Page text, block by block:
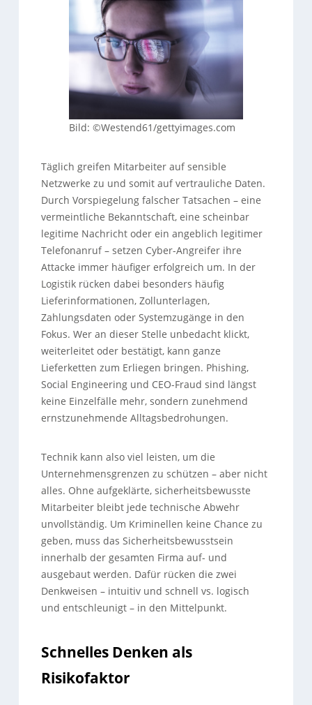
Bild: ©Westend61/gettyimages.com
Täglich greifen Mitarbeiter auf sensible
Netzwerke zu und somit auf vertrauliche Daten.
Durch Vorspiegelung falscher Tatsachen – eine
vermeintliche Bekanntschaft, eine scheinbar
legitime Nachricht oder ein angeblich legitimer
Telefonanruf – setzen Cyber-Angreifer ihre
Attacke immer häufiger erfolgreich um. In der
Logistik rücken dabei besonders häufig
Lieferinformationen, Zollunterlagen,
Zahlungsdaten oder Systemzugänge in den
Fokus. Wer an dieser Stelle unbedacht klickt,
weiterleitet oder bestätigt, kann ganze
Lieferketten zum Erliegen bringen. Phishing,
Social Engineering und CEO-Fraud sind längst
keine Einzelfälle mehr, sondern zunehmend
ernstzunehmende Alltagsbedrohungen.
Technik kann also viel leisten, um die
Unternehmensgrenzen zu schützen – aber nicht
alles. Ohne aufgeklärte, sicherheitsbewusste
Mitarbeiter bleibt jede technische Abwehr
unvollständig. Um Kriminellen keine Chance zu
geben, muss das Sicherheitsbewusstsein
innerhalb der gesamten Firma auf- und
ausgebaut werden. Dafür rücken die zwei
Denkweisen – intuitiv und schnell vs. logisch
und entschleunigt – in den Mittelpunkt.
Schnelles Denken als
Risikofaktor